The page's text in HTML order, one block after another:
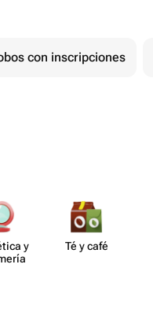
con inscripciones
y
Té y café